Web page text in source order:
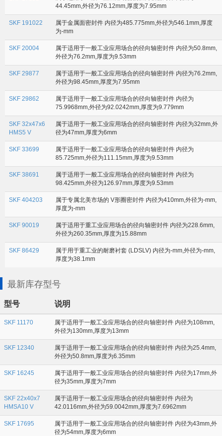
44.45mm,外径为76.12mm,厚度为7.95mm
SKF 191022
属于金属面密封件 内径为485.775mm,外径为546.1mm,厚度
为-mm
SKF 20004
属于适用于一般工业应用场合的径向轴密封件 内径为50.8mm,
外径为76.2mm,厚度为9.53mm
SKF 29877
属于适用于一般工业应用场合的径向轴密封件 内径为76.2mm,
外径为98.45mm,厚度为7.95mm
SKF 29862
属于适用于一般工业应用场合的径向轴密封件 内径为
75.9968mm,外径为92.0242mm,厚度为9.779mm
SKF 32x47x6
HMS5 V
属于适用于一般工业应用场合的径向轴密封件 内径为32mm,外
径为47mm,厚度为6mm
SKF 33699
属于适用于一般工业应用场合的径向轴密封件 内径为
85.725mm,外径为111.15mm,厚度为9.53mm
SKF 38691
属于适用于一般工业应用场合的径向轴密封件 内径为
98.425mm,外径为126.97mm,厚度为9.53mm
SKF 404203
属于专属北美市场的 V形圈密封件 内径为410mm,外径为-mm,
厚度为-mm
SKF 90019
属于适用于重工业应用场合的径向轴密封件 内径为228.6mm,
外径为260.35mm,厚度为15.88mm
SKF 86429
属于用于重工业的耐磨衬套 (LDSLV) 内径为-mm,外径为-mm,
厚度为38.1mm
最新库存型号
型号 说明
SKF 11170
属于适用于一般工业应用场合的径向轴密封件 内径为108mm,
外径为130mm,厚度为13mm
SKF 12340
属于适用于一般工业应用场合的径向轴密封件 内径为25.4mm,
外径为50.8mm,厚度为6.35mm
SKF 16245
属于适用于一般工业应用场合的径向轴密封件 内径为17mm,外
径为35mm,厚度为7mm
SKF 22x40x7
HMSA10 V
属于适用于一般工业应用场合的径向轴密封件 内径为
42.0116mm,外径为59.0042mm,厚度为7.6962mm
SKF 17695
属于适用于一般工业应用场合的径向轴密封件 内径为43mm,外
径为54mm,厚度为6mm